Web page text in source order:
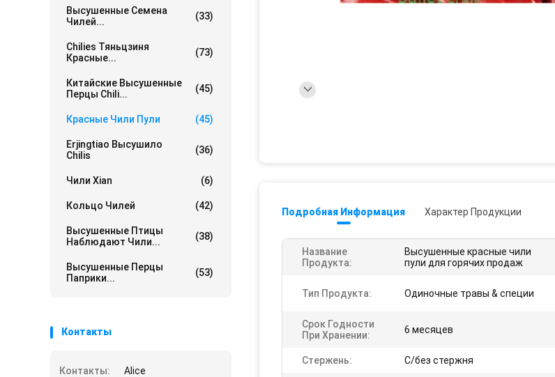
Высушенные Семена
Чилей...
(33)
Chilies Тяньцзиня
Красные...
(73)
Китайские Высушенные
Перцы Chili...
(45)
Красные Чили Пули (45)
Erjingtiao Высушило
Chilis
(36)
Чили Xian (6)
Кольцо Чилей (42)
Высушенные Птицы
Наблюдают Чили...
(38)
Высушенные Перцы
Паприки...
(53)
Контакты
Контакты:
Alice
Подробная Информация Характер Продукции
Название
Продукта:
Высушенные красные чили
пули для горячих продаж
Тип Продукта: Одиночные травы & специи
Срок Годности
При Хранении:
6 месяцев
Стержень: С/без стержня